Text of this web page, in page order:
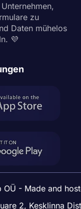
zu
Daten mühelos
💜
OÜ - Made and
2, Kesklinna